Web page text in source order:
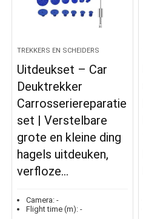
TREKKERS EN SCHEIDERS
Uitdeukset – Car
Deuktrekker
Carrosseriereparatie
set | Verstelbare
grote en kleine ding
hagels uitdeuken,
verfloze…
Camera: -
Flight time (m): -